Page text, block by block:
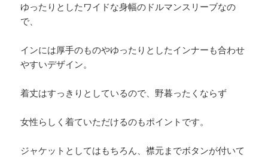
ゆったりとしたワイドな身幅のドルマンスリーブなの
で、
インには厚手のものやゆったりとしたインナーも合わせ
やすいデザイン。
着丈はすっきりとしているので、野暮ったくならず
女性らしく着ていただけるのもポイントです。
ジャケットとしてはもちろん、襟元までボタンが付いて